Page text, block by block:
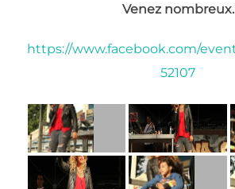
Venez nombreux.
https://www.facebook.com/
52107